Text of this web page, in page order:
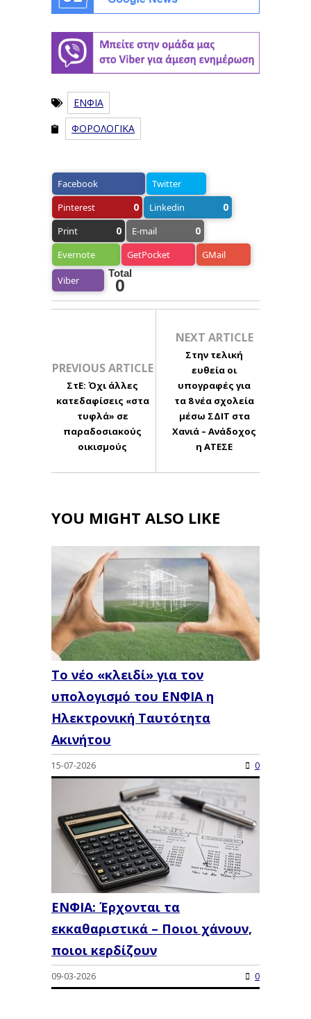
ΕΝΦΙΑ
ΦΟΡΟΛΟΓΙΚΑ
Facebook
Twitter
Pinterest
0 Linkedin 0
Print 0 E-mail 0
Evernote GetPocket GMail
Viber
Total
0
PREVIOUS ARTICLE
ΣτΕ: Όχι άλλες
κατεδαφίσεις «στα
τυφλά» σε
παραδοσιακούς
οικισμούς
NEXT ARTICLE
Στην τελική
ευθεία οι
υπογραφές για
τα 8 νέα σχολεία
μέσω ΣΔΙΤ στα
Χανιά – Ανάδοχος
η ΑΤΕΣΕ
YOU MIGHT ALSO LIKE
Το νέο «κλειδί» για τον
υπολογισμό του ΕΝΦΙΑ η
Ηλεκτρονική Ταυτότητα
Ακινήτου
15-07-2026 0
ΕΝΦΙΑ: Έρχονται τα
εκκαθαριστικά – Ποιοι χάνουν,
ποιοι κερδίζουν
09-03-2026 0